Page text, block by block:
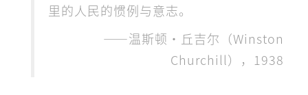
里的人民的惯例与意志。
——温斯顿·丘吉尔（Winston
Churchill），1938